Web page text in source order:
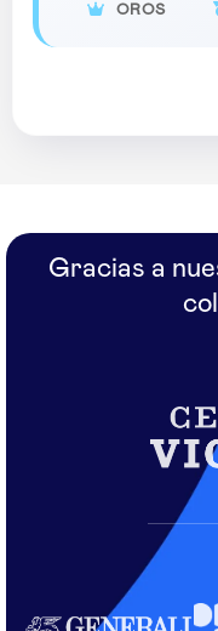
OROS
Gracias a